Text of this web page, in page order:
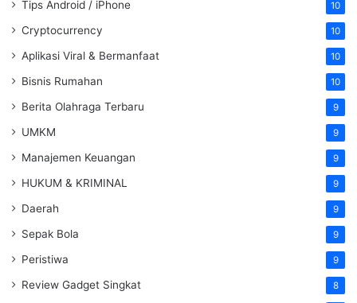
Tips Android / iPhone 10
Cryptocurrency 10
Aplikasi Viral & Bermanfaat 10
Bisnis Rumahan 10
Berita Olahraga Terbaru 9
UMKM 9
Manajemen Keuangan 9
HUKUM & KRIMINAL 9
Daerah 9
Sepak Bola 9
Peristiwa 9
Review Gadget Singkat 8